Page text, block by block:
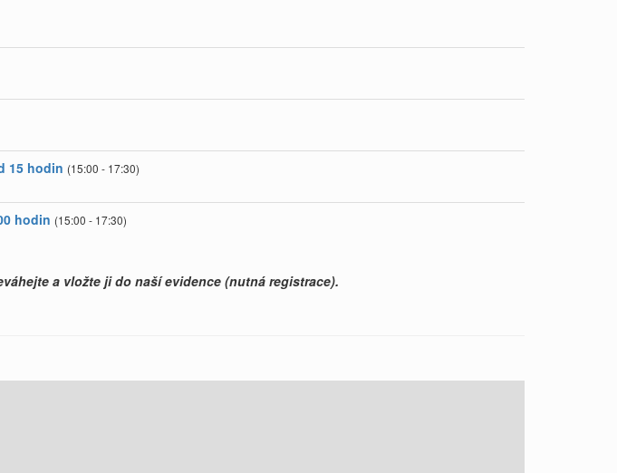
15 hodin (15:00 - 17:30)
hodin (15:00 - 17:30)
a vložte ji do naší evidence (nutná registrace).